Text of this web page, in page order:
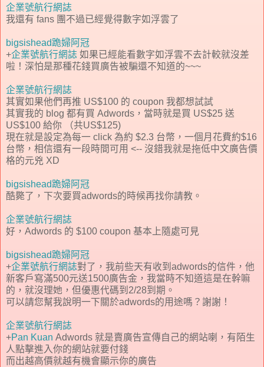
企業號航行網誌
我還有 fans 團不過已經覺得數字如浮雲了
bigsishead跪婦阿冠
+企業號航行網誌 如果已經能看數字如浮雲不去計較就沒差
啦！深怕是那種花錢買廣告被騙還不知道的~~~
企業號航行網誌
其實如果他們再推 US$100 的 coupon 我都想試試
其實我的 blog 都有買 Adwords，當時就是買 US$25 送
US$100 給你 （共US$125)
現在就是設定為每一 click 為約 $2.3 台幣，一個月花費約$16
台幣，相信還有一段時間可用 <-- 沒錯我就是拖低中文廣告價
格的元兇 XD
bigsishead跪婦阿冠
酷斃了，下次要買adwords的時候再找你請教。
企業號航行網誌
好，Adwords 的 $100 coupon 基本上隨處可見
bigsishead跪婦阿冠
+企業號航行網誌對了，我前些天有收到adwords的信件，他
新客戶寫滿500元送1500廣告金，我當時不知道這是在幹嘛
的，就沒理她，但優惠代碼到2/28到期。
可以請您幫我說明一下關於adwords的用途嗎？謝謝！
企業號航行網誌
+Pan Kuan Adwords 就是賣廣告宣傳自己的網站喇，有陌生
人點擊進入你的網站就要付錢
而出越高價就越有機會顯示你的廣告